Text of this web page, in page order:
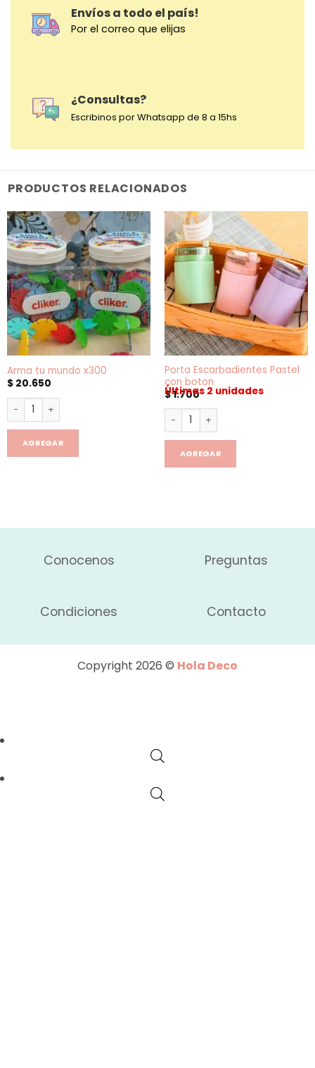
Envíos a todo el país!
Por el correo que elijas
¿Consultas?
Escribinos por Whatsapp de 8 a 15hs
PRODUCTOS RELACIONADOS
Arma tu mundo x300
$20.650
Arma tu mundo x300 cantidad
AGREGAR
Porta Escarbadientes Pastel
con boton
$1.700
Últimas 2 unidades
Porta Escarbadientes Pastel
AGREGAR
Conocenos Preguntas
Condiciones Contacto
Copyright 2026 © Hola Deco